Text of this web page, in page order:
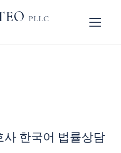
PLLC
사 한국어 법률상담